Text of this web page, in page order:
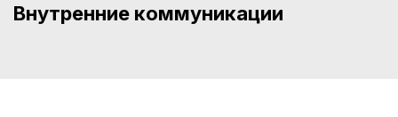
Внутренние коммуникации